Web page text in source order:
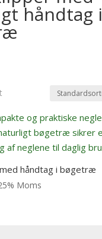
håndtag i
håndtag i bøgetræ
Moms